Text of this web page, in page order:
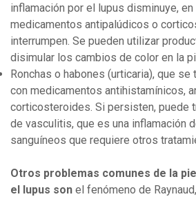
inflamación por el lupus disminuye,
medicamentos antipalúdicos o
interrumpen. Se pueden utilizar
disimular los cambios de color en la
Ronchas o habones (urticaria), que se
con medicamentos antihistamínicos,
corticosteroides. Si persisten, puede
de vasculitis, que es una inflamación
sanguíneos que requiere otros
Otros problemas comunes de la
el lupus son el fenómeno de